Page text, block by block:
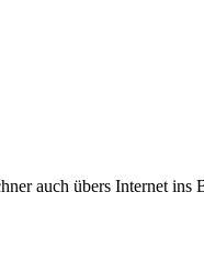
auch übers Internet